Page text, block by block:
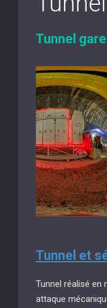
Tunnel
Tunnel et
Tunnel réalisé en
attaque